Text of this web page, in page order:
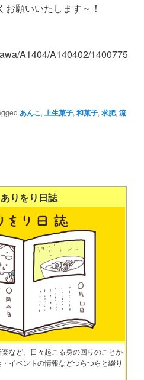
願いいたします～！
A1404/A140402/1400775
あんこ, 上生菓子, 和菓子, 求肥, 流
ありをり日誌
など、日々起こる身の回りのことか
イベントの情報などつらつらと綴り